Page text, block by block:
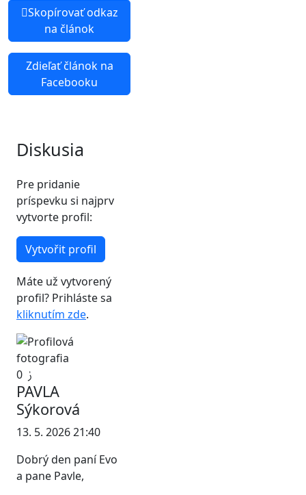
Skopírovať odkaz
na článok
Zdieľať článok na
Facebooku
Diskusia
Pre pridanie
príspevku si najprv
vytvorte profil:
Vytvořit profil
Máte už vytvorený
profil? Prihláste sa
kliknutím zde.
PAVLA
Sýkorová
13. 5. 2026 21:40
Dobrý den paní Evo
a pane Pavle,